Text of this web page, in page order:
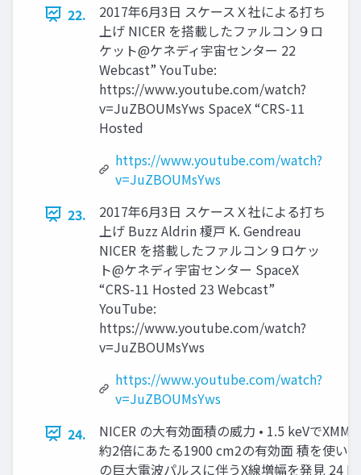
22.
2017年6月3日 スケースＸ社による打ち
上げ NICER を搭載したファルコン９ロ
ケット@ケネディ宇宙センター 22
Webcast” YouTube:
https://www.youtube.com/watch?
v=JuZBOUMsYws SpaceX “CRS-11
Hosted
https://www.youtube.com/watch?
v=JuZBOUMsYws
23.
2017年6月3日 スケースＸ社による打ち
上げ Buzz Aldrin 榎戸 K. Gendreau
NICER を搭載したファルコン９ロケッ
ト@ケネディ宇宙センター SpaceX
“CRS-11 Hosted 23 Webcast”
YouTube:
https://www.youtube.com/watch?
v=JuZBOUMsYws
https://www.youtube.com/watch?
v=JuZBOUMsYws
24.
NICER の大有効面積の威力 • 1.5 keVで
約2倍にあたる1900 cm2の有効面 積を使い
の巨大電波パルスに伴うX線増幅を発見 24